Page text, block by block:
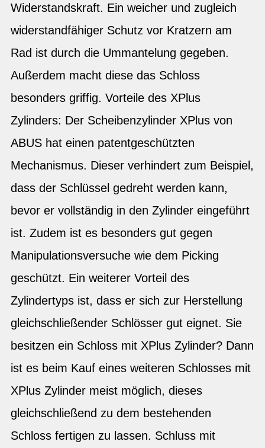
Widerstandskraft. Ein weicher und zugleich
widerstandfähiger Schutz vor Kratzern am
Rad ist durch die Ummantelung gegeben.
Außerdem macht diese das Schloss
besonders griffig. Vorteile des XPlus
Zylinders: Der Scheibenzylinder XPlus von
ABUS hat einen patentgeschützten
Mechanismus. Dieser verhindert zum Beispiel,
dass der Schlüssel gedreht werden kann,
bevor er vollständig in den Zylinder eingeführt
ist. Zudem ist es besonders gut gegen
Manipulationsversuche wie dem Picking
geschützt. Ein weiterer Vorteil des
Zylindertyps ist, dass er sich zur Herstellung
gleichschließender Schlösser gut eignet. Sie
besitzen ein Schloss mit XPlus Zylinder? Dann
ist es beim Kauf eines weiteren Schlosses mit
XPlus Zylinder meist möglich, dieses
gleichschließend zu dem bestehenden
Schloss fertigen zu lassen. Schluss mit